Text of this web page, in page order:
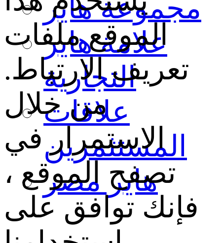
مجموعة هاير
علامة هاير
التجارية
علاقات
المستثمرين
هاير مصر
الموقع ملفات
تعريف الارتباط.
من خلال
الاستمرار في
تصفح الموقع ،
فإنك توافق على